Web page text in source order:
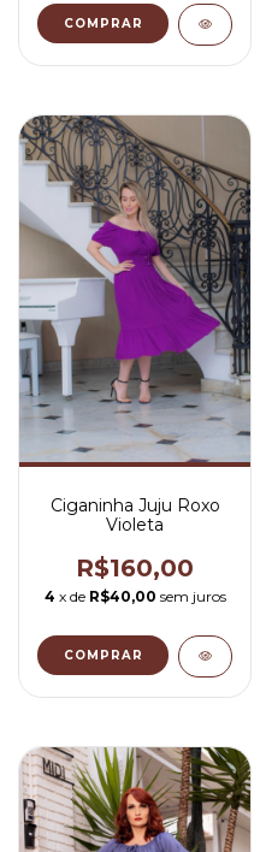
COMPRAR
Ciganinha Juju Roxo
Violeta
R$160,00
4 x de R$40,00 sem juros
COMPRAR